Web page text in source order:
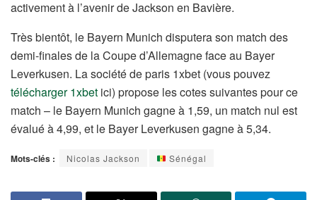
activement à l’avenir de Jackson en Bavière.
Très bientôt, le Bayern Munich disputera son match des
demi-finales de la Coupe d’Allemagne face au Bayer
Leverkusen. La société de paris 1xbet (vous pouvez
télécharger 1xbet ici) propose les cotes suivantes pour ce
match – le Bayern Munich gagne à 1,59, un match nul est
évalué à 4,99, et le Bayer Leverkusen gagne à 5,34.
Mots-clés : Nicolas Jackson Sénégal